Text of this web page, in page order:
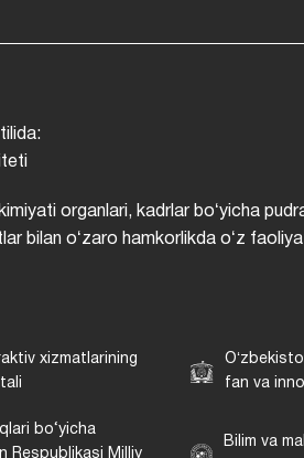
organlari, kadrlar boʻyicha
bilan oʻzaro hamkorlikda oʻz
xizmatlarining
fan va
bo‘yicha
Respublikasi Milliy
Bilim va